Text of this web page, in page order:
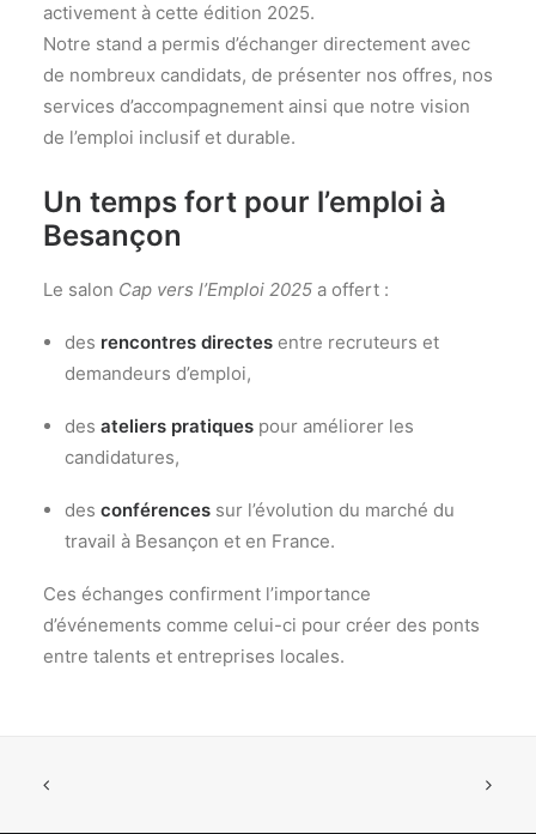
activement à cette édition 2025.
Notre stand a permis d’échanger directement avec
de nombreux candidats, de présenter nos offres, nos
services d’accompagnement ainsi que notre vision
de l’emploi inclusif et durable.
Un temps fort pour l’emploi à
Besançon
Le salon Cap vers l’Emploi 2025 a offert :
des rencontres directes entre recruteurs et
demandeurs d’emploi,
des ateliers pratiques pour améliorer les
candidatures,
des conférences sur l’évolution du marché du
travail à Besançon et en France.
Ces échanges confirment l’importance
d’événements comme celui-ci pour créer des ponts
entre talents et entreprises locales.